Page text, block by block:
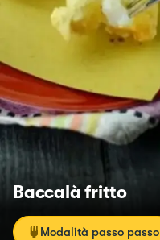
Baccalà fritto
Modalità passo passo